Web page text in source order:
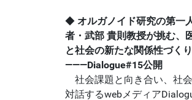
◆ オルガノイド研究の第一
者・武部 貴則教授が挑む、
と社会の新たな関係性づくり
―――Dialogue#15公開
社会課題と向き合い、社
対話するwebメディア